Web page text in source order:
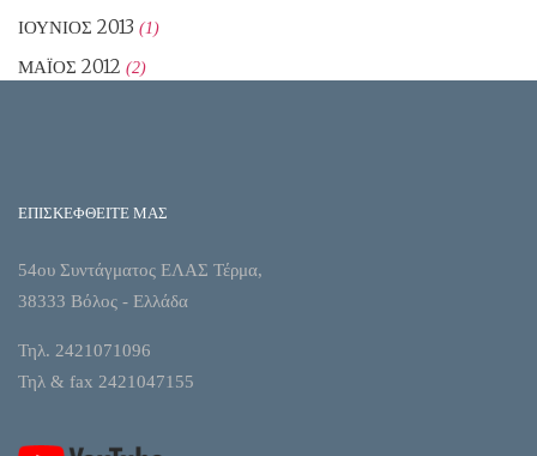
ΙΟΎΝΙΟΣ 2013 (1)
ΜΆΙΟΣ 2012 (2)
ΕΠΙΣΚΕΦΘΕΙΤΕ ΜΑΣ
54ου Συντάγματος ΕΛΑΣ Τέρμα,
38333 Βόλος - Ελλάδα
Τηλ. 2421071096
Τηλ & fax 2421047155